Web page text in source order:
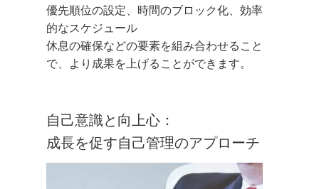
優先順位の設定、時間のブロック化、効率
的なスケジュール
休息の確保などの要素を組み合わせること
で、より成果を上げることができます。
自己意識と向上心：
成長を促す自己管理のアプローチ